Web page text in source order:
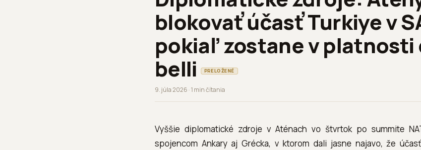
blokovať účasť Turkiye v
pokiaľ zostane v platnosti
belli
PRELOŽENÉ
9. júla 2026 · 1 min čítania
Vyššie diplomatické zdroje v Aténach vo štvrtok po summite
spojencom Ankary aj Grécka, v ktorom dali jasne najavo, že